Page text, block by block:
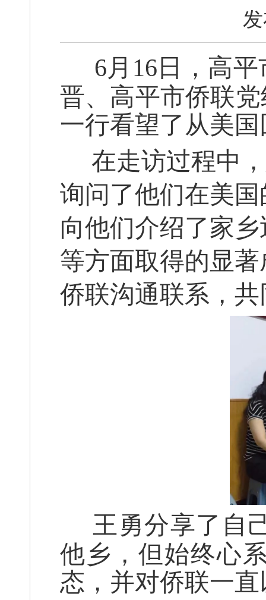
6月16日，高
晋、高平市侨联
一行看望了从美
在走访过程中
询问了他们在美
向他们介绍了家
等方面取得的显
侨联沟通联系，
王勇分享了自
他乡，但始终心
态，并对侨联一